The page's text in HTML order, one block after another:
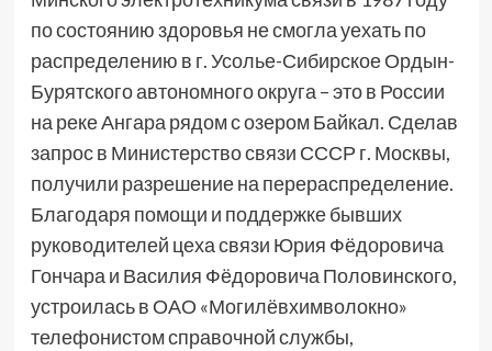
по состоянию здоровья не смогла уехать по
распределению в г. Усолье-Сибирское Ордын-
Бурятского автономного округа – это в России
на реке Ангара рядом с озером Байкал. Сделав
запрос в Министерство связи СССР г. Москвы,
получили разрешение на перераспределение.
Благодаря помощи и поддержке бывших
руководителей цеха связи Юрия Фёдоровича
Гончара и Василия Фёдоровича Половинского,
устроилась в ОАО «Могилёвхимволокно»
телефонистом справочной службы,